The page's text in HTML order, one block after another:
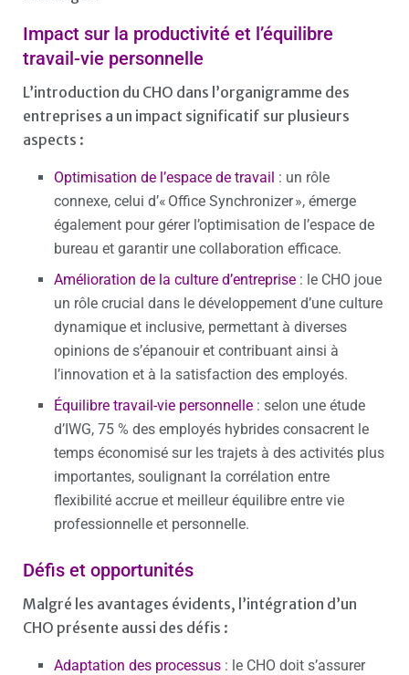
Impact sur la productivité et l’équilibre
travail-vie personnelle
L’introduction du CHO dans l’organigramme des
entreprises a un impact significatif sur plusieurs
aspects :
Optimisation de l’espace de travail : un rôle
connexe, celui d’« Office Synchronizer », émerge
également pour gérer l’optimisation de l’espace de
bureau et garantir une collaboration efficace.
Amélioration de la culture d’entreprise : le CHO joue
un rôle crucial dans le développement d’une culture
dynamique et inclusive, permettant à diverses
opinions de s’épanouir et contribuant ainsi à
l’innovation et à la satisfaction des employés.
Équilibre travail-vie personnelle : selon une étude
d’IWG, 75 % des employés hybrides consacrent le
temps économisé sur les trajets à des activités plus
importantes, soulignant la corrélation entre
flexibilité accrue et meilleur équilibre entre vie
professionnelle et personnelle.
Défis et opportunités
Malgré les avantages évidents, l’intégration d’un
CHO présente aussi des défis :
Adaptation des processus : le CHO doit s’assurer